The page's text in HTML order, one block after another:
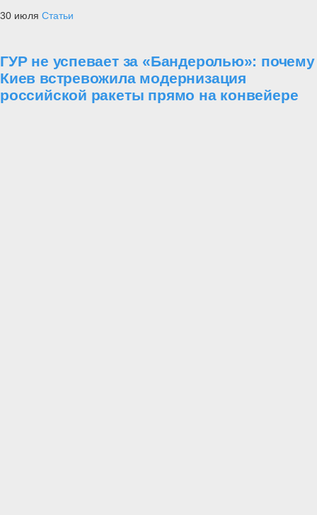
30 июля Статьи
ГУР не успевает за «Бандеролью»: почему
Киев встревожила модернизация
российской ракеты прямо на конвейере